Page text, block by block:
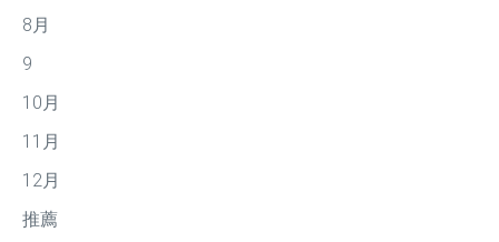
8月
9
10月
11月
12月
推薦